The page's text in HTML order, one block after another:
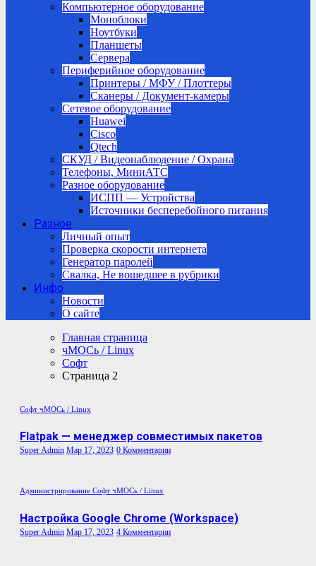
Компьютерное оборудование
Моноблоки
Ноутбуки
Планшеты
Сервера
Периферийное оборудование
Принтеры / МФУ / Плоттеры
Сканеры / Документ-камеры
Сетевое оборудование
Huawei
Cisco
Qtech
СКУД / Видеонаблюдение / Охрана
Телефоны, МиниАТС
Разное оборудование
ИСПП — Устройства
Источники бесперебойного питания
Разное
Личный опыт
Проверка скорости интернета
Генератор паролей
Свалка, Не вошедшее в рубрики
Инфо
Новости
О сайте
Главная страница
чМОСь / Linux
Софт
Страница 2
Софт чМОСь / Linux
Flatpak — менеджер совместимых пакетов
Super Admin Мар 17, 2023 0 Комментарии
Администрирование Софт чМОСь / Linux
Настройка Google Chrome (Workspace)
Super Admin Мар 17, 2023 4 Комментарии